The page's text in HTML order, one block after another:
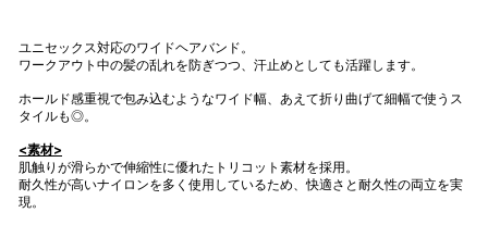
ユニセックス対応のワイドヘアバンド。
ワークアウト中の髪の乱れを防ぎつつ、汗止めとしても活躍します。
ホールド感重視で包み込むようなワイド幅、あえて折り曲げて細幅で使うス
タイルも◎。
<素材>
肌触りが滑らかで伸縮性に優れたトリコット素材を採用。
耐久性が高いナイロンを多く使用しているため、快適さと耐久性の両立を実
現。